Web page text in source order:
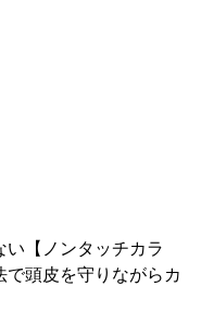
い【ノンタッチカラ
で頭皮を守りながらカ